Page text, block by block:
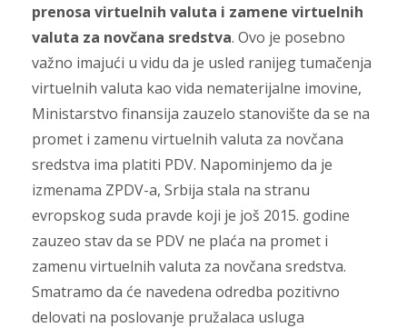
prenosa virtuelnih valuta i zamene virtuelnih
valuta za novčana sredstva. Ovo je posebno
važno imajući u vidu da je usled ranijeg tumačenja
virtuelnih valuta kao vida nematerijalne imovine,
Ministarstvo finansija zauzelo stanovište da se na
promet i zamenu virtuelnih valuta za novčana
sredstva ima platiti PDV. Napominjemo da je
izmenama ZPDV-a, Srbija stala na stranu
evropskog suda pravde koji je još 2015. godine
zauzeo stav da se PDV ne plaća na promet i
zamenu virtuelnih valuta za novčana sredstva.
Smatramo da će navedena odredba pozitivno
delovati na poslovanje pružalaca usluga